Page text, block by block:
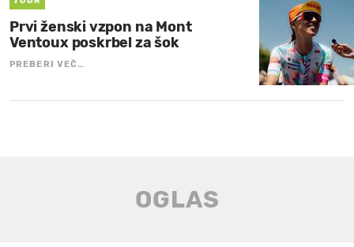
Prvi ženski vzpon na Mont
Ventoux poskrbel za šok
PREBERI VEČ…